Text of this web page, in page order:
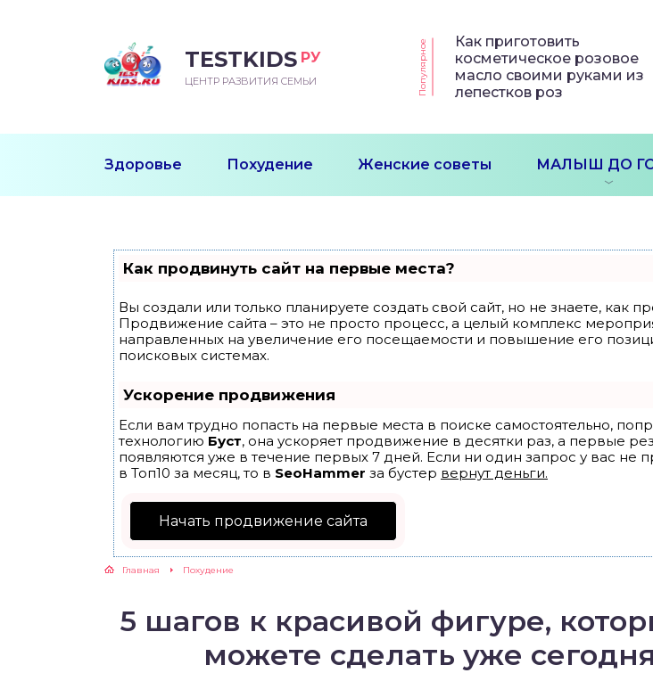
TESTKIDS РУ
ЦЕНТР РАЗВИТИЯ СЕМЬИ Популярное
Как приготовить
косметическое розовое
масло своими руками из
лепестков роз
Здоровье Похудение Женские советы МАЛЫШ ДО
Как продвинуть сайт на первые места?
Вы создали или только планируете создать свой сайт, но не знаете, как
Продвижение сайта – это не просто процесс, а целый комплекс
направленных на увеличение его посещаемости и повышение его
поисковых системах.
Ускорение продвижения
Если вам трудно попасть на первые места в поиске самостоятельно,
технологию Буст, она ускоряет продвижение в десятки раз, а первые
появляются уже в течение первых 7 дней. Если ни один запрос у вас не
в Топ10 за месяц, то в SeoHammer за бустер вернут деньги.
Начать продвижение сайта
Главная Похудение
5 шагов к красивой фигуре,
можете сделать уже сегодня
МЕСЯЦ
ПЕРВОГО
УЧИТСЯ
ПОСЛЕ ГОДА
К ШКОЛЕ
ДОШКОЛЬНИКА
ШКОЛА
ШКОЛЬНИКА
ШКОЛЬНИКА